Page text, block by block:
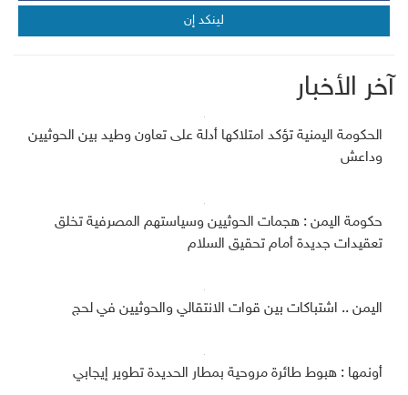
لينكد إن
آخر الأخبار
الحكومة اليمنية تؤكد امتلاكها أدلة على تعاون وطيد بين الحوثيين
وداعش
حكومة اليمن : هجمات الحوثيين وسياستهم المصرفية تخلق
تعقيدات جديدة أمام تحقيق السلام
اليمن .. اشتباكات بين قوات الانتقالي والحوثيين في لحج
أونمها : هبوط طائرة مروحية بمطار الحديدة تطوير إيجابي